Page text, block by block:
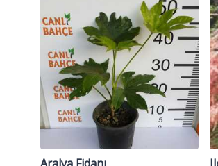
Aralya Fidanı